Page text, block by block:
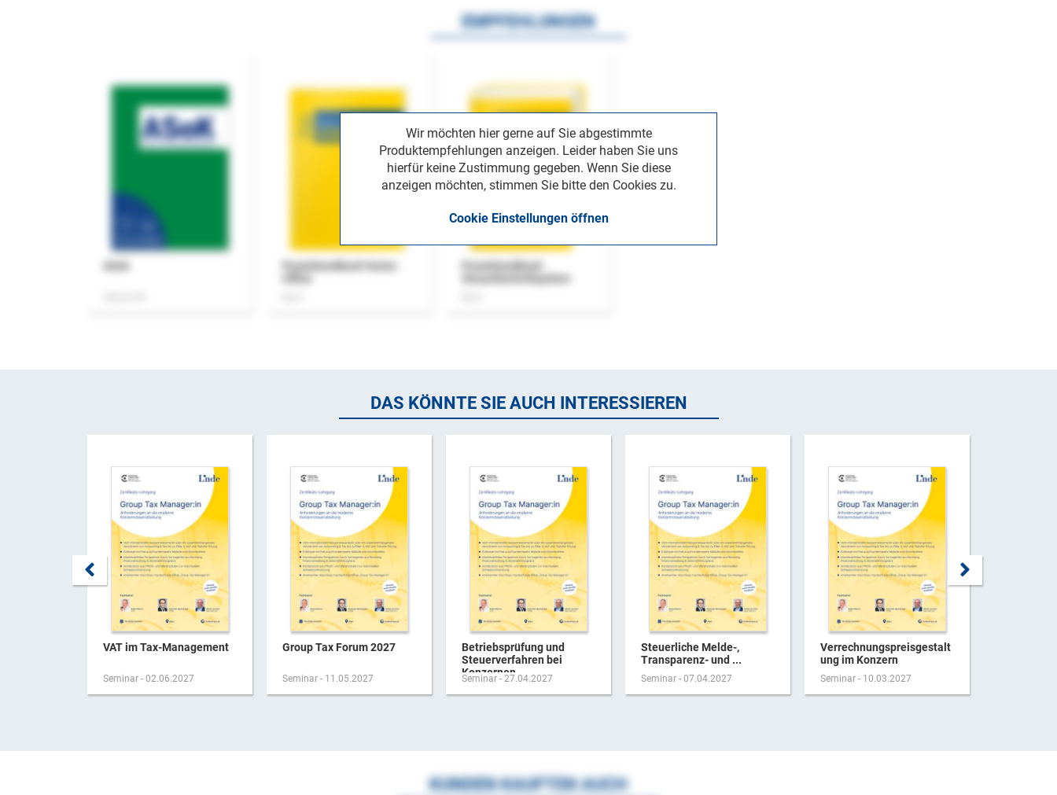
Wir möchten hier gerne auf Sie abgestimmte
Produktempfehlungen anzeigen. Leider haben Sie uns
hierfür keine Zustimmung gegeben. Wenn Sie diese
anzeigen möchten, stimmen Sie bitte den Cookies zu.
Cookie Einstellungen öffnen
EMPFEHLUNGEN
Praxishandbuch Home-
Praxishandbuch
DAS KÖNNTE SIE AUCH INTERESSIEREN
VAT im Tax-Management
Seminar - 02.06.2027
Group Tax Forum 2027
Seminar - 11.05.2027
Betriebsprüfung und
Steuerverfahren bei
Konzernen
Seminar - 27.04.2027
Steuerliche Melde-,
Transparenz- und ...
Seminar - 07.04.2027
Verrechnungspreisgestalt
ung im Konzern
Seminar - 10.03.2027
KUNDEN KAUFTEN AUCH